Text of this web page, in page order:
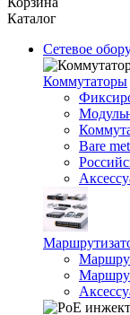
Каталог
Сетевое
Коммутаторы
Bare